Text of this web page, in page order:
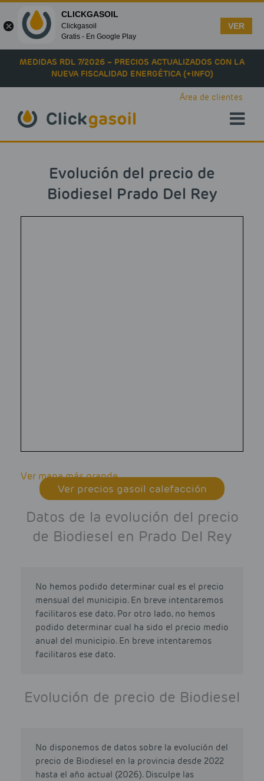
Skip to main content
MEDIDAS RDL 7/2026 – PRECIOS ACTUALIZADOS CON LA
NUEVA FISCALIDAD ENERGÉTICA (+INFO)
Área de clientes
Evolución del precio de
Biodiesel Prado Del Rey
Ver mapa más grande
Ver precios gasoil calefacción
Datos de la evolución del precio
de Biodiesel en Prado Del Rey
No hemos podido determinar cual es el precio
mensual del municipio. En breve intentaremos
facilitaros ese dato. Por otro lado, no hemos
podido determinar cual ha sido el precio medio
anual del municipio. En breve intentaremos
facilitaros ese dato.
Evolución de precio de Biodiesel
No disponemos de datos sobre la evolución del
precio de Biodiesel en la provincia desde 2022
hasta el año actual (2026). Disculpe las
CLICKGASOIL
Clickgasoil
Gratis - En Google Play
VER